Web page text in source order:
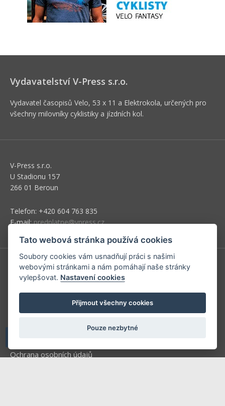
Vydavatelství V-Press s.r.o.
Vydavatel časopisů Velo, 53 x 11 a Elektrokola, určených pro
všechny milovníky cyklistiky a jízdních kol.
V-Press s.r.o.
U Stadionu 157
266 01 Beroun
Telefon: +420 604 763 835
E-mail:predplatne@vpress.cz
Redakce
Předplatné
Inzerce v časopise
Ochrana osobních údajů
Tato webová stránka používá cookies
Soubory cookies vám usnadňují práci s našimi
webovými stránkami a nám pomáhají naše stránky
vylepšovat. Nastavení cookies
Přijmout všechny cookies
Pouze nezbytné